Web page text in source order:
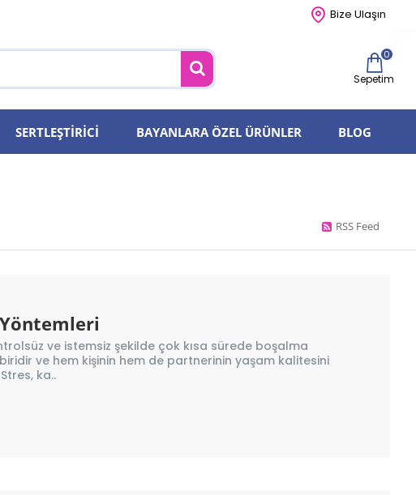
Bize Ulaşın
Sepetim
0
SERTLEŞTIRICI BAYANLARA ÖZEL ÜRÜNLER BLOG
RSS Feed
ve istemsiz şekilde çok kısa sürede boşalma
ve hem kişinin hem de partnerinin yaşam kalitesini
ka..